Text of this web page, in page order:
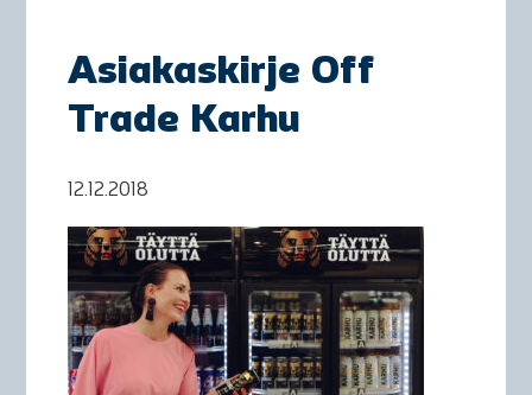
Asiakaskirje Off
Trade Karhu
12.12.2018